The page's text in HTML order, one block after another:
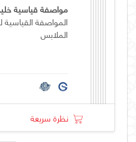
مواصفة قياسية
المواصفة
الملابس
نظرة سريعة